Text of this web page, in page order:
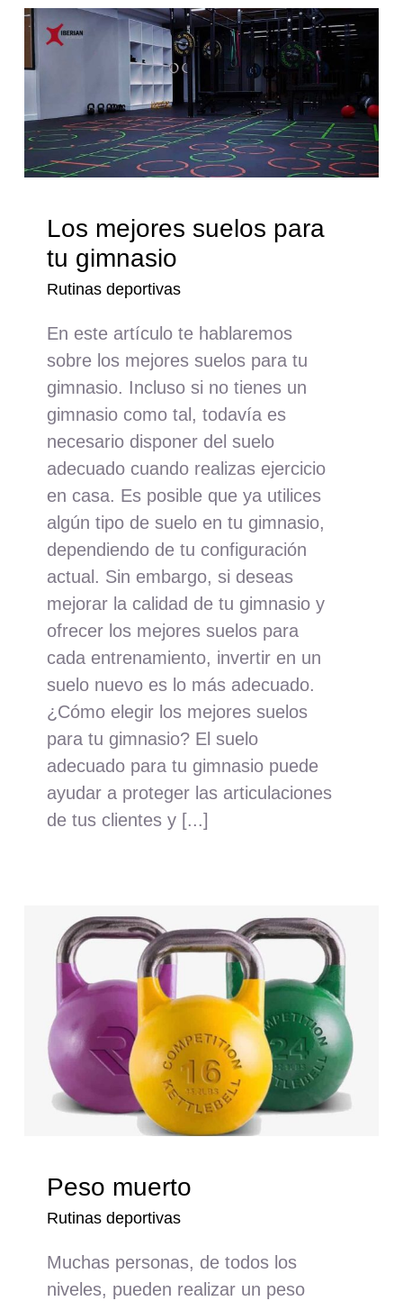
Los mejores suelos para
tu gimnasio
Rutinas deportivas
En este artículo te hablaremos
sobre los mejores suelos para tu
gimnasio. Incluso si no tienes un
gimnasio como tal, todavía es
necesario disponer del suelo
adecuado cuando realizas ejercicio
en casa. Es posible que ya utilices
algún tipo de suelo en tu gimnasio,
dependiendo de tu configuración
actual. Sin embargo, si deseas
mejorar la calidad de tu gimnasio y
ofrecer los mejores suelos para
cada entrenamiento, invertir en un
suelo nuevo es lo más adecuado.
¿Cómo elegir los mejores suelos
para tu gimnasio? El suelo
adecuado para tu gimnasio puede
ayudar a proteger las articulaciones
de tus clientes y [...]
Peso muerto
Rutinas deportivas
Muchas personas, de todos los
niveles, pueden realizar un peso